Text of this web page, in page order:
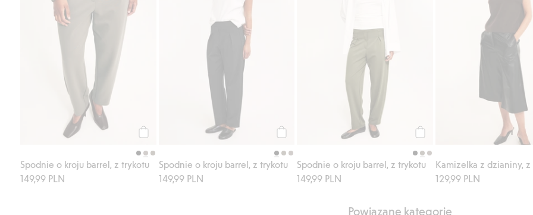
Spodnie o kroju barrel, z trykotu
149,99 PLN
Spodnie o kroju barrel, z trykotu
149,99 PLN
Spodnie o kroju barrel, z trykotu
149,99 PLN
129,99 PLN
Powiązane kategorie